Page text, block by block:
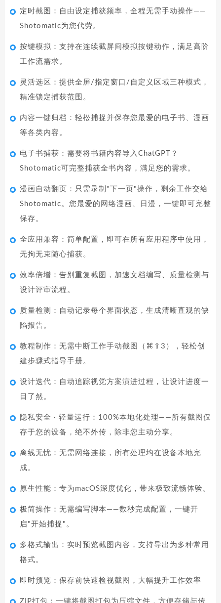
定时截图：自由设定捕获频率，全程无需手动操作——
Shotomatic为您代劳。
按键模拟：支持在连续截屏间模拟按键动作，满足高阶
工作流需求。
灵活选区：提供全屏/指定窗口/自定义区域三种模式，
精准锁定捕获范围。
内容一键归档：轻松捕捉并保存您最爱的电子书、漫画
等各类内容。
电子书捕获：需要将书籍内容导入ChatGPT？
Shotomatic可完整捕获全书内容，满足您的需求。
漫画自动翻页：只需录制"下一页"操作，剩余工作交给
Shotomatic。您最爱的网络漫画、日漫，一键即可完整
保存。
全应用兼容：简单配置，即可在所有应用程序中使用，
无拘无束随心捕获。
效率倍增：告别重复截图，加速文档编写、质量检测与
设计评审流程。
质量检测：自动记录每个界面状态，生成清晰直观的缺
陷报告。
教程制作：无需中断工作手动截图（⌘⇧3），轻松创
建步骤式指导手册。
设计迭代：自动追踪视觉方案演进过程，让设计进度一
目了然。
隐私安全 · 轻量运行：100%本地化处理——所有截图仅
存于您的设备，绝不外传，除非您主动分享。
离线无忧：无需网络连接，所有处理均在设备本地完
成。
原生性能：专为macOS深度优化，带来极致流畅体验。
极简操作：无需编写脚本——数秒完成配置，一键开
启"开始捕捉"。
多格式输出：实时预览截图内容，支持导出为多种常用
格式。
即时预览：保存前快速检视截图，大幅提升工作效率
ZIP打包：一键将截图打包为压缩文件，方便存储与传